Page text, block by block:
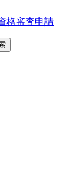
格審査申請